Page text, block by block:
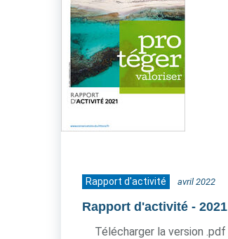
Rapport d'activité avril 2022
Rapport d'activité - 2021
Télécharger la version .pdf